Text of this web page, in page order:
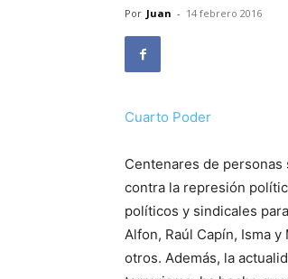
Por Juan - 14 febrero 2016
Cuarto Poder
Centenares de personas
contra la represión
políticos y sindicales
Alfon, Raúl Capín, Isma
otros. Además, la